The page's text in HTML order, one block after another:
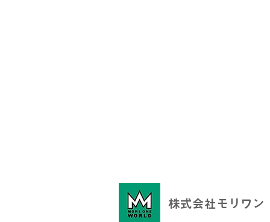
株式会社モリワン